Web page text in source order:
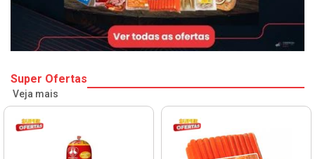
Super Ofertas
Veja mais